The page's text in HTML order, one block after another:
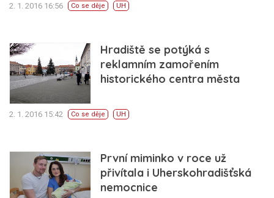
2. 1. 2016 16:56 Co se děje UH
Hradiště se potýká s
reklamním zamořením
historického centra města
2. 1. 2016 15:42 Co se děje UH
První miminko v roce už
přivítala i Uherskohradišťská
nemocnice